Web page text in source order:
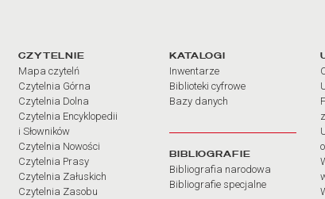
Linki do najważniejszych
CZYTELNIE
Mapa czytelń
Czytelnia Górna
Czytelnia Dolna
Czytelnia Encyklopedii
i Słowników
Czytelnia Nowości
Czytelnia Prasy
Czytelnia Załuskich
Czytelnia Zasobu
KATALOGI
Inwentarze
Biblioteki cyfrowe
Bazy danych
BIBLIOGRAFIE
Bibliografia narodowa
Bibliografie specjalne